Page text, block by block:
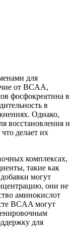
для
от BCAA,
фосфокреатина в
в
Однако,
восстановления и
делает их
комплексах,
такие как
могут
они не
аминокислот
BCAA могут
для